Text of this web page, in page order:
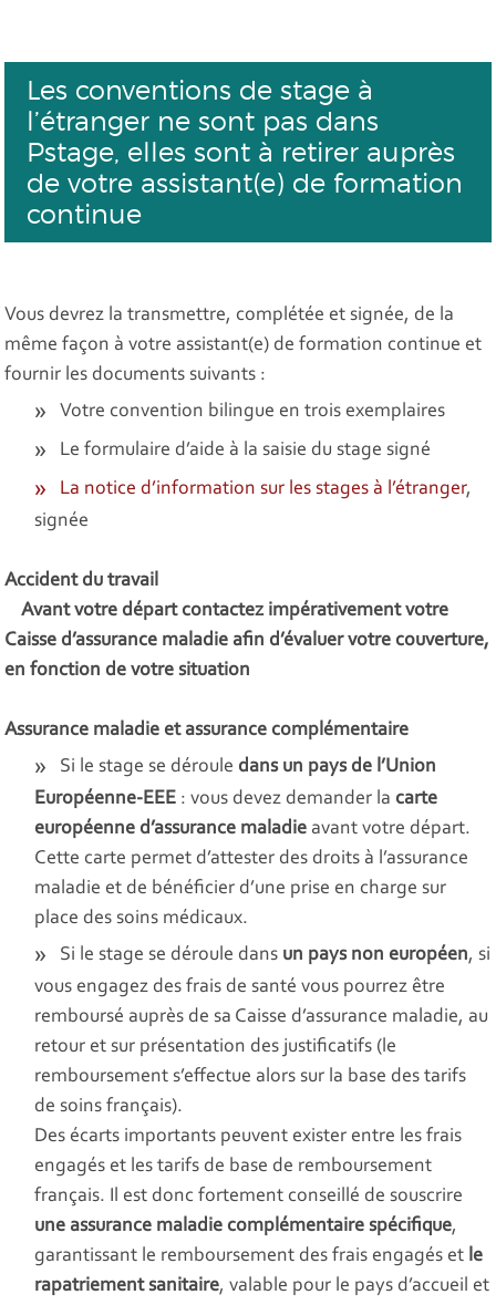
Les conventions de stage à
l’étranger ne sont pas dans
Pstage, elles sont à retirer auprès
de votre assistant(e) de formation
continue
Vous devrez la transmettre, complétée et signée, de la
même façon à votre assistant(e) de formation continue et
fournir les documents suivants :
Votre convention bilingue en trois exemplaires
Le formulaire d’aide à la saisie du stage signé
La notice d’information sur les stages à l’étranger,
signée
Accident du travail
Avant votre départ contactez impérativement votre
Caisse d’assurance maladie afin d’évaluer votre couverture,
en fonction de votre situation
Assurance maladie et assurance complémentaire
Si le stage se dérouledans un pays de l’Union
Européenne-EEE : vous devez demander lacarte
européenne d’assurance maladie avant votre départ.
Cette carte permet d’attester des droits à l’assurance
maladie et de bénéficier d’une prise en charge sur
place des soins médicaux.
Si le stage se déroule dans un pays non européen, si
vous engagez des frais de santé vous pourrez être
remboursé auprès de sa Caisse d’assurance maladie, au
retour et sur présentation des justificatifs (le
remboursement s’effectue alors sur la base des tarifs
de soins français).
Des écarts importants peuvent exister entre les frais
engagés et les tarifs de base de remboursement
français. Il est donc fortement conseillé de souscrire
une assurance maladie complémentaire spécifique,
garantissant le remboursement des frais engagés et le
rapatriement sanitaire, valable pour le pays d’accueil et